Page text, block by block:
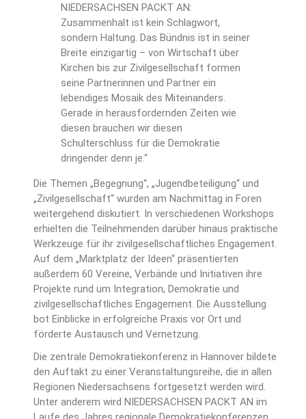
NIEDERSACHSEN PACKT AN:
Zusammenhalt ist kein Schlagwort,
sondern Haltung. Das Bündnis ist in seiner
Breite einzigartig – von Wirtschaft über
Kirchen bis zur Zivilgesellschaft formen
seine Partnerinnen und Partner ein
lebendiges Mosaik des Miteinanders.
Gerade in herausfordernden Zeiten wie
diesen brauchen wir diesen
Schulterschluss für die Demokratie
dringender denn je.“
Die Themen „Begegnung“, „Jugendbeteiligung“ und
„Zivilgesellschaft“ wurden am Nachmittag in Foren
weitergehend diskutiert. In verschiedenen Workshops
erhielten die Teilnehmenden darüber hinaus praktische
Werkzeuge für ihr zivilgesellschaftliches Engagement.
Auf dem „Marktplatz der Ideen“ präsentierten
außerdem 60 Vereine, Verbände und Initiativen ihre
Projekte rund um Integration, Demokratie und
zivilgesellschaftliches Engagement. Die Ausstellung
bot Einblicke in erfolgreiche Praxis vor Ort und
förderte Austausch und Vernetzung.
Die zentrale Demokratiekonferenz in Hannover bildete
den Auftakt zu einer Veranstaltungsreihe, die in allen
Regionen Niedersachsens fortgesetzt werden wird.
Unter anderem wird NIEDERSACHSEN PACKT AN im